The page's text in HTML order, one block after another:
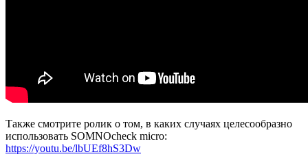
Также смотрите ролик о том, в каких случаях целесообразно
использовать SOMNOcheck micro:
https://youtu.be/lbUEf8hS3Dw